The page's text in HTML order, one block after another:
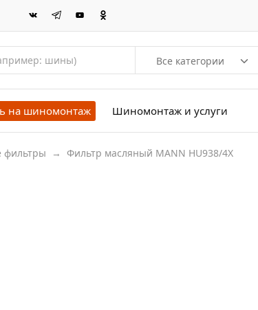
Все категории
на шиномонтаж Шиномонтаж и услуги
фильтры → Фильтр масляный MANN HU938/4X